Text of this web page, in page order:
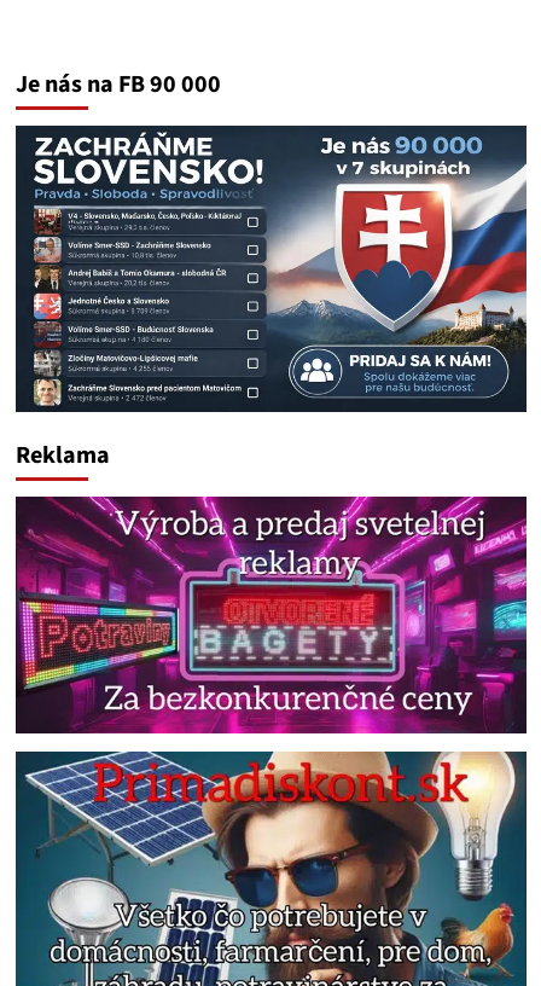
Je nás na FB 90 000
Reklama